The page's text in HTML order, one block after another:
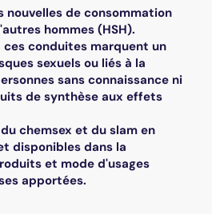
nouvelles de consommation
hommes (HSH).
ces conduites marquent un
sexuels ou liés à la
sans connaissance ni
de synthèse aux effets
chemsex et du slam en
disponibles dans la
et mode d'usages
apportées.